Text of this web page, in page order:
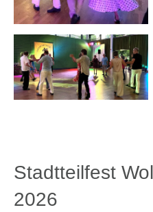
Stadtteilfest
2026